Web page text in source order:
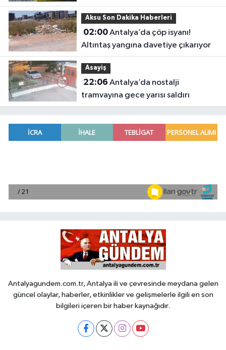
Aksu Son Dakika Haberleri
02:00Antalya’da çöp isyanı!
Altıntaş yangına davetiye çıkarıyor
Asayiş
22:06
tramvayına gece yarısı saldırı
Antalyagundem.com.tr, Antalya ili ve çevresinde meydana gelen
güncel olaylar, haberler, etkinlikler ve gelişmelerle ilgili en son
bilgileri içeren bir haber kaynağıdır.